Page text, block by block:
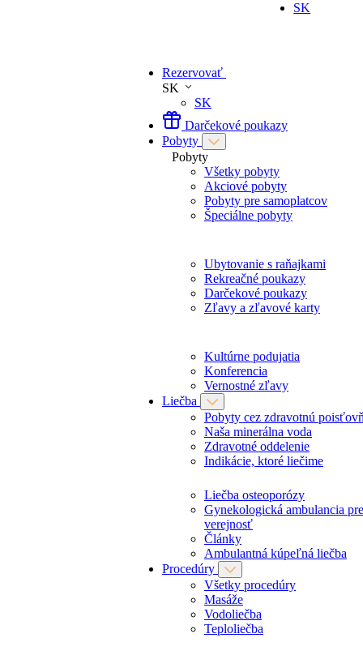
SK
Rezervovať
SK
SK
Darčekové poukazy
Pobyty
Pobyty
Všetky pobyty
Akciové pobyty
Pobyty pre samoplatcov
Špeciálne pobyty
Ubytovanie s raňajkami
Rekreačné poukazy
Darčekové poukazy
Zľavy a zľavové karty
Kultúrne podujatia
Konferencia
Vernostné zľavy
Liečba
Pobyty cez zdravotnú
Naša minerálna voda
Zdravotné oddelenie
Indikácie, ktoré liečime
Liečba osteoporózy
Gynekologická ambulancia pre
verejnosť
Články
Ambulantná kúpeľná liečba
Procedúry
Všetky procedúry
Masáže
Vodoliečba
Teploliečba